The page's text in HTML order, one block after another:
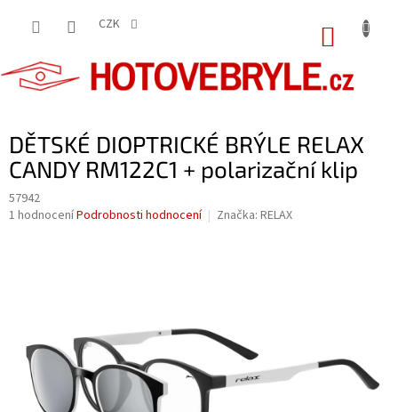
CZK
DĚTSKÉ DIOPTRICKÉ BRÝLE RELAX
CANDY RM122C1 + polarizační klip
57942
Průměrné
1 hodnoceníPodrobnosti hodnocení Značka: RELAX